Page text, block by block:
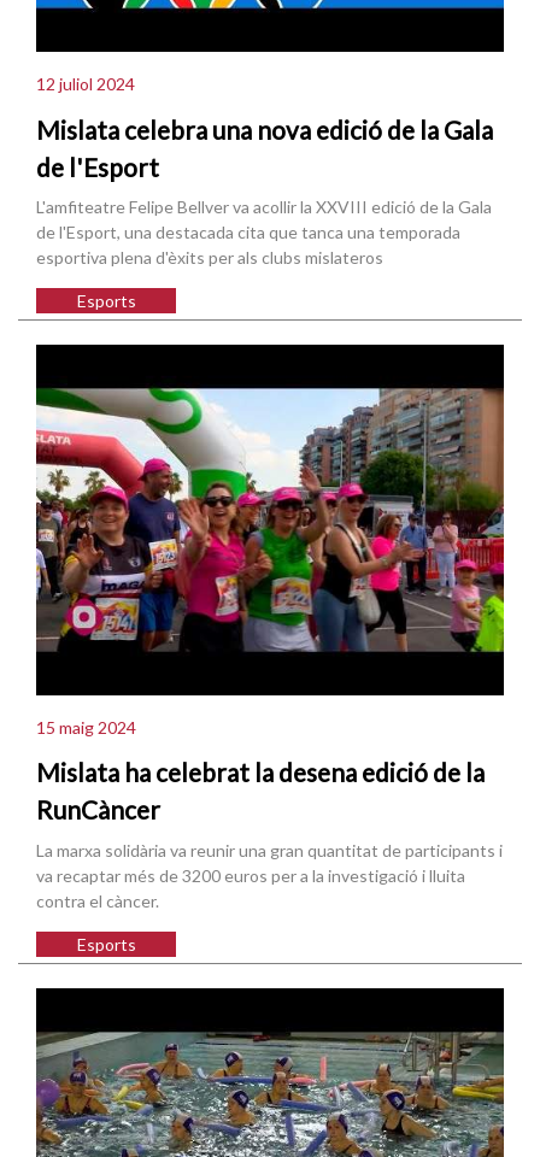
12 juliol 2024
Mislata celebra una nova edició de la Gala
de l'Esport
L'amfiteatre Felipe Bellver va acollir la XXVIII edició de la Gala
de l'Esport, una destacada cita que tanca una temporada
esportiva plena d'èxits per als clubs mislateros
Esports
15 maig 2024
Mislata ha celebrat la desena edició de la
RunCàncer
La marxa solidària va reunir una gran quantitat de participants i
va recaptar més de 3200 euros per a la investigació i lluita
contra el càncer.
Esports